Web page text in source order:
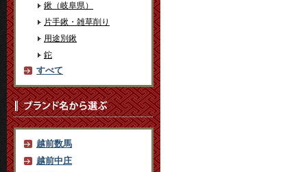
鍬（岐阜県）
片手鍬・雑草削り
用途別鍬
鉈
すべて
越前数馬
越前中庄